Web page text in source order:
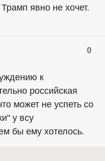
явно не хочет.
0
к
российская
может не успеть со
у всу
бы ему хотелось.